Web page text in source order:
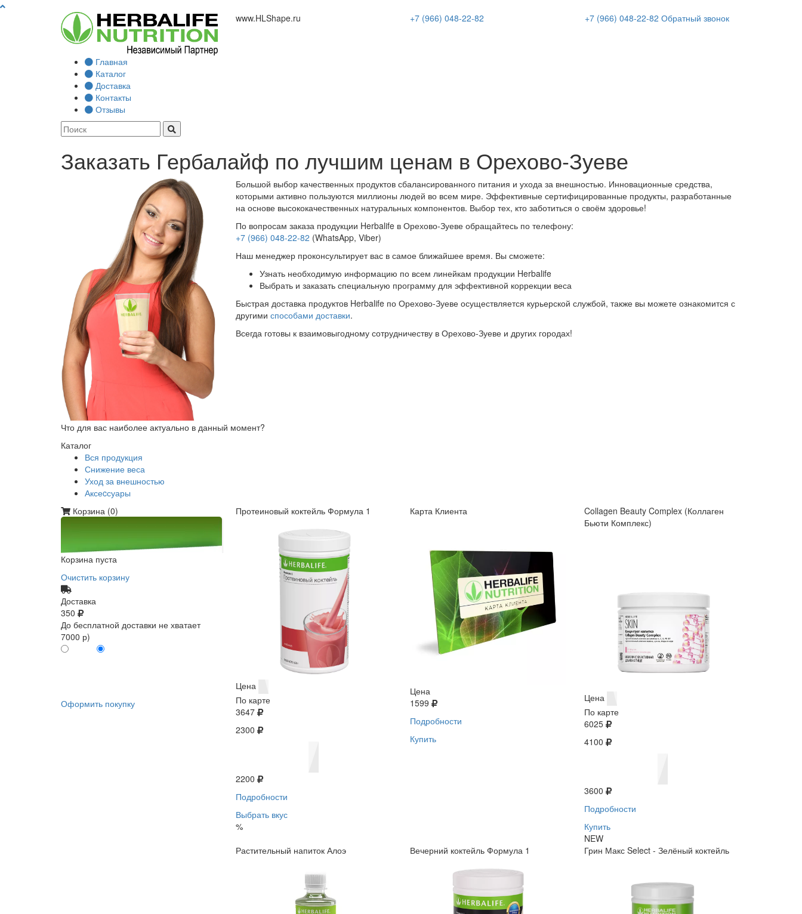
www.HLShape.ru +7 (966) 048-22-82 +7 (966) 048-22-82 Обратный звонок
Главная
Каталог
Доставка
Контакты
Отзывы
Заказать Гербалайф по лучшим ценам в Орехово-Зуеве
Большой выбор качественных продуктов сбалансированного питания и ухода за внешностью. Инновационные средства,
которыми активно пользуются миллионы людей во всем мире. Эффективные сертифицированные продукты, разработанные
на основе высококачественных натуральных компонентов. Выбор тех, кто заботиться о своём здоровье!
По вопросам заказа продукции Herbalife в Орехово-Зуеве обращайтесь по телефону:
+7 (966) 048-22-82 (WhatsApp, Viber)
Наш менеджер проконсультирует вас в самое ближайшее время. Вы сможете:
Узнать необходимую информацию по всем линейкам продукции Herbalife
Выбрать и заказать специальную программу для эффективной коррекции веса
Быстрая доставка продуктов Herbalife по Орехово-Зуеве осуществляется курьерской службой, также вы можете ознакомится с
другими способами доставки.
Всегда готовы к взаимовыгодному сотрудничеству в Орехово-Зуеве и других городах!
Что для вас наиболее актуально в данный момент?
Каталог
Вся продукция
Снижение веса
Уход за внешностью
Аксеcсуары
Корзина (0)
Корзина пуста
Очистить корзину
Доставка
350
До бесплатной доставки не хватает
7000 р)
Оформить покупку
Протеиновый коктейль Формула 1
Цена
По карте
3647
2300
2200
Подробности
Выбрать вкус
%
Карта Клиента
Цена
1599
Подробности
Купить
Collagen Beauty Complex (Коллаген
Бьюти Комплекс)
Цена
По карте
6025
4100
3600
Подробности
Купить
NEW
Растительный напиток Алоэ
Вечерний коктейль Формула 1 Грин Макс Select - Зелёный коктейль